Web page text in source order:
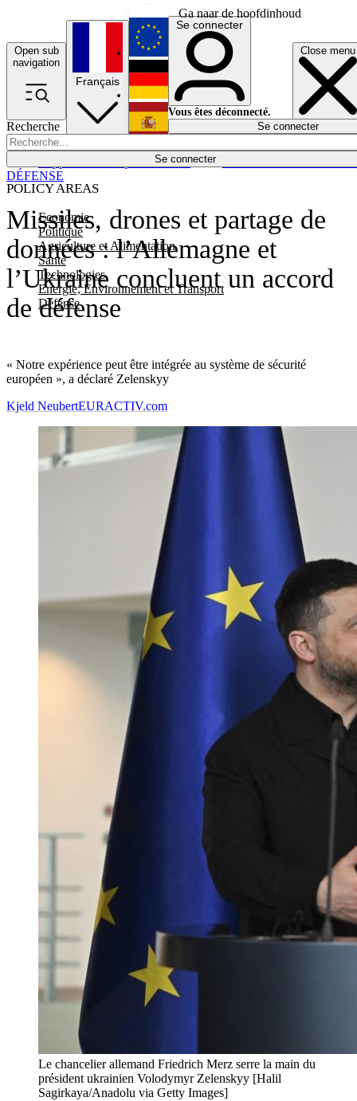
Ga naar de hoofdinhoud
Open sub
navigation
Close menu
Recherche
Se connecter
POLICY AREAS
Economie
Politique
Agriculture et Alimentation
Santé
Technologies
Energie, Environnement et Transport
Défense
Économie
Français
English
Deutsch
Español
Se connecter
Vous êtes déconnecté.
Se connecter
Missiles, drones et partage de
données : l’Allemagne et
l’Ukraine concluent un accord
de défense
« Notre expérience peut être intégrée au système de sécurité
européen », a déclaré Zelenskyy
DÉFENSE
Kjeld NeubertEURACTIV.com
Le chancelier allemand Friedrich Merz serre la main du
président ukrainien Volodymyr Zelenskyy [Halil
Sagirkaya/Anadolu via Getty Images]